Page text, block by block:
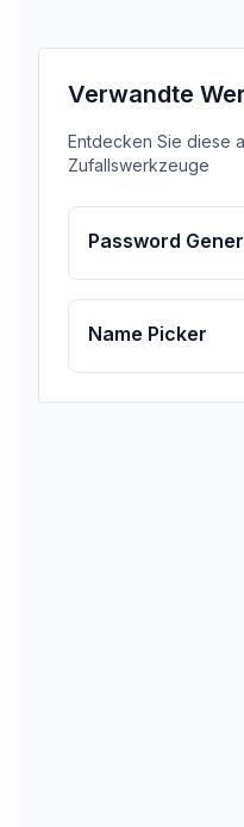
Verwandte
Entdecken Sie diese
Zufallswerkzeuge
Password
Name Picker